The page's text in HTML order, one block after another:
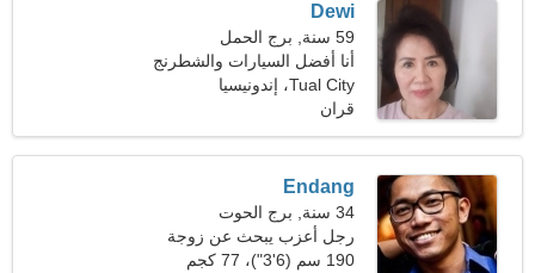
Dewi
59 سنة, برج الحمل
أنا أفضل السيارات والشطرنج
Tual City، إندونيسيا
قران
Endang
34 سنة, برج الحوت
رجل أعزب يبحث عن زوجة
22-32
190 سم (6'3")، 77 كجم